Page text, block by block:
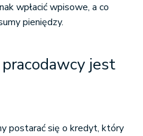
wpłacić wpisowe, a co
pieniędzy.
jest
postarać się o kredyt, który